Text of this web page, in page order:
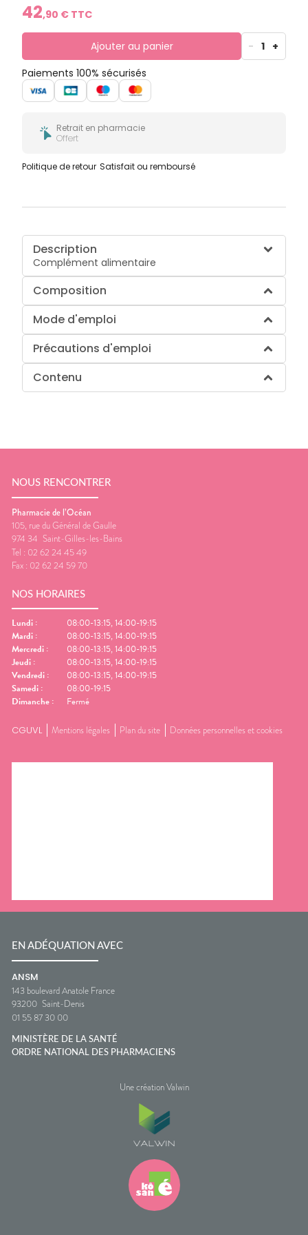
42,90 € TTC
Ajouter au panier - 1 +
Paiements 100% sécurisés
Retrait en pharmacie
Offert
Politique de retour Satisfait ou remboursé
Description
Complément alimentaire
Composition
Mode d'emploi
Précautions d'emploi
Contenu
NOUS RENCONTRER
Pharmacie de l’Océan
105, rue du Général de Gaulle
974 34 Saint-Gilles-les-Bains
Tel : 02 62 24 45 49
Fax : 02 62 24 59 70
NOS HORAIRES
Lundi :
08:00-13:15, 14:00-19:15
Mardi :
08:00-13:15, 14:00-19:15
Mercredi :
08:00-13:15, 14:00-19:15
Jeudi :
08:00-13:15, 14:00-19:15
Vendredi :
08:00-13:15, 14:00-19:15
Samedi :
08:00-19:15
Dimanche : Fermé
CGUVL Mentions légales Plan du site Données personnelles et cookies
EN ADÉQUATION AVEC
ANSM
143 boulevard Anatole France
93200 Saint-Denis
01 55 87 30 00
MINISTÈRE DE LA SANTÉ
ORDRE NATIONAL DES PHARMACIENS
Une création Valwin